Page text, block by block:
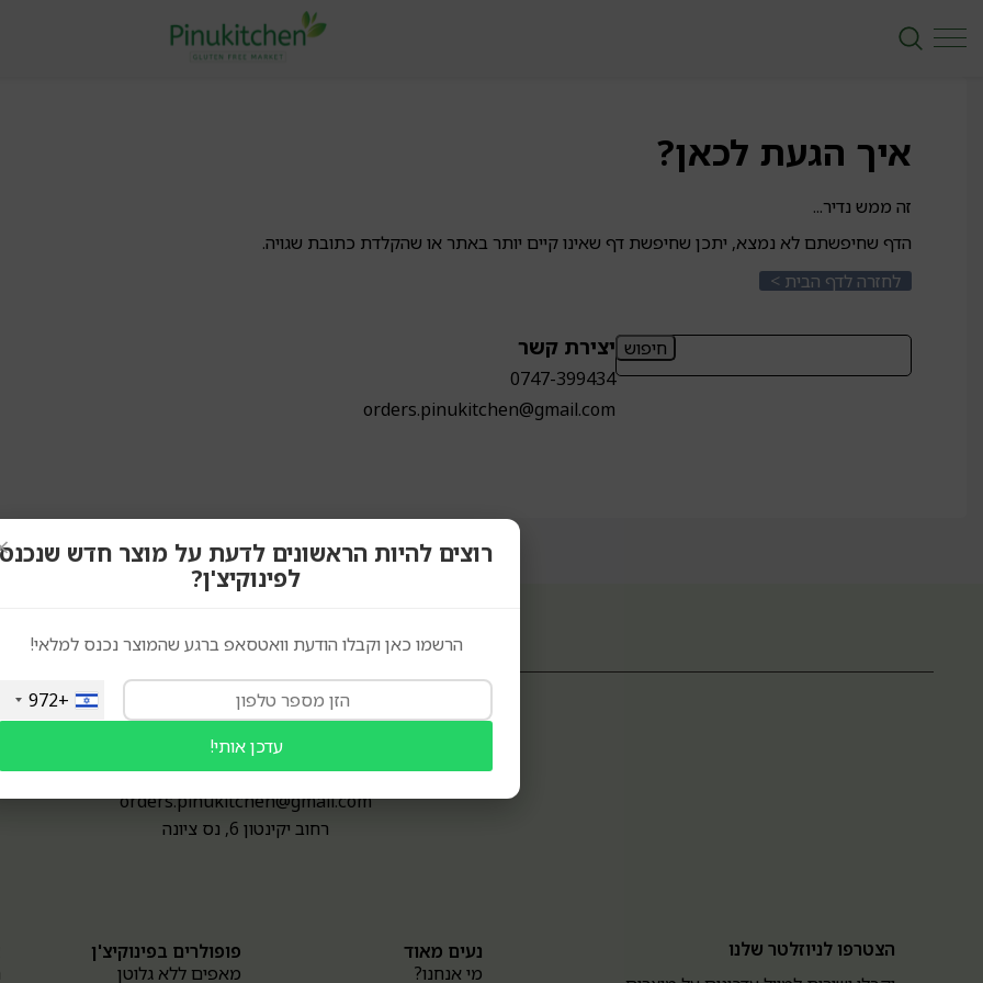
איך הגעת לכאן?
זה ממש נדיר...
הדף שחיפשתם לא נמצא, יתכן שחיפשת דף שאינו קיים יותר באתר או שהקלדת כתובת שגויה.
לחזרה לדף הבית >
חיפוש: יצירת קשר
0747-399434
orders.pinukitchen@gmail.com
0747-399434
(גם וואטסאפ)
orders.pinukitchen@gmail.com
רחוב יקינטון 6, נס ציונה
הצטרפו לניוזלטר שלנו
נעים מאוד
מי אנחנו?
פופולרים בפינוקיצ'ן
מאפים ללא גלוטן
רוצים להיות הראשונים לדעת על מוצר חדש שנכנס
לפינוקיצ'ן?
הרשמו כאן וקבלו הודעת וואטסאפ ברגע שהמוצר נכנס למלאי!
+972
עדכן אותי!